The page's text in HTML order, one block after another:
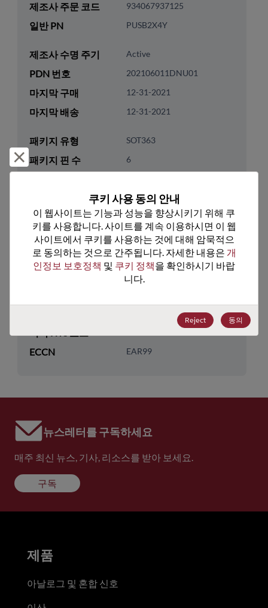
제조사 주문 코드 934067937125
일반 PN PUSB2X4Y
제조사 수명 주기 Active
PDN 번호 202106011DNU01
마지막 구매 12-31-2021
마지막 배송 12-31-2021
패키지 유형 SOT363
패키지 핀 수 6
Yes
패키지 유형 Tape & Reel
패키지 수량 3000
기술 카테고리 Discretes
Protection & Termination
기술 그룹 ESD/TVS/Surge/OVP
ECCN EAR99
뉴스레터를 구독하세요
매주 최신 뉴스, 기사, 리소스를 받아 보세요.
구독
거부 및 닫기
쿠키 사용 동의 안내
이 웹사이트는 기능과 성능을 향상시키기 위해 쿠
키를 사용합니다. 사이트를 계속 이용하시면 이 웹
사이트에서 쿠키를 사용하는 것에 대해 암묵적으
로 동의하는 것으로 간주됩니다. 자세한 내용은 개
인정보 보호정책 및 쿠키 정책을 확인하시기 바랍
니다.
Reject 동의
제품
아날로그 및 혼합 신호